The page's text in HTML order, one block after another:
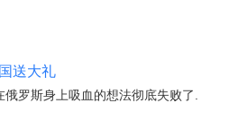
送大礼
罗斯身上吸血的想法彻底失败了.